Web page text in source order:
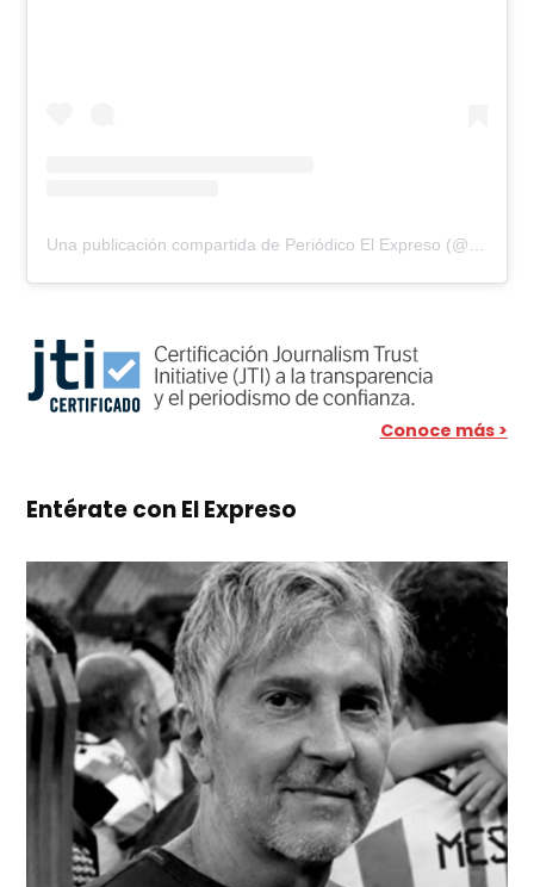
Conoce más >
Entérate con El Expreso